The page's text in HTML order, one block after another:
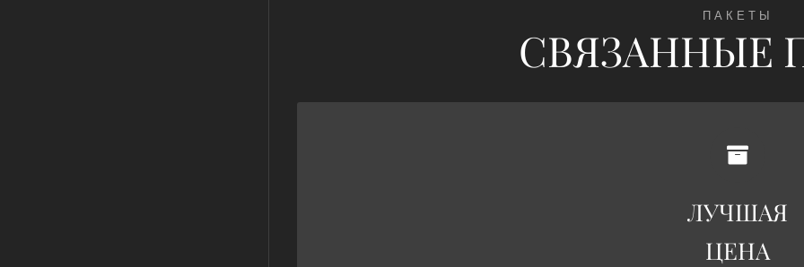
ПАКЕТЫ
СВЯЗАННЫЕ
ЛУЧШАЯ
ЦЕНА
110€
ППОДРОБНЕЕ